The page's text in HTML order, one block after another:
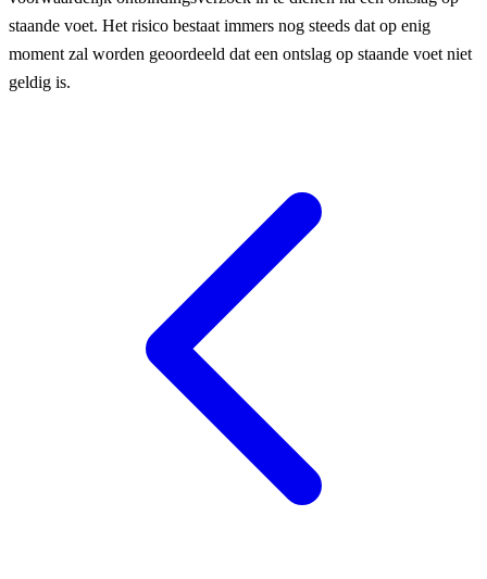
staande voet. Het risico bestaat immers nog steeds dat op enig
moment zal worden geoordeeld dat een ontslag op staande voet niet
geldig is.